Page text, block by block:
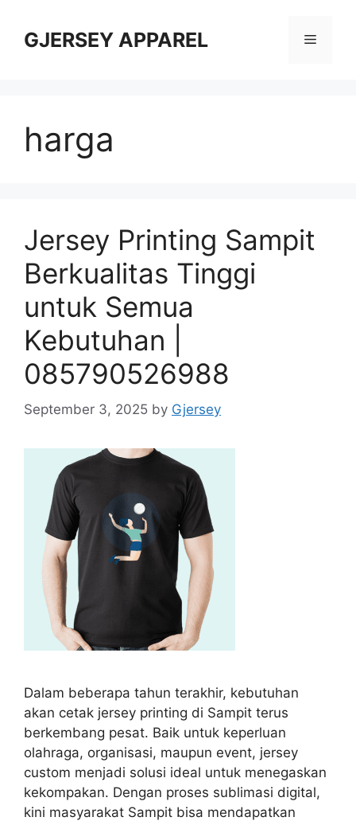
contentGJERSEY APPAREL Menu
harga
Jersey Printing Sampit
Berkualitas Tinggi
untuk Semua
Kebutuhan |
085790526988
September 3, 2025 by Gjersey
Dalam beberapa tahun terakhir, kebutuhan
akan cetak jersey printing di Sampit terus
berkembang pesat. Baik untuk keperluan
olahraga, organisasi, maupun event, jersey
custom menjadi solusi ideal untuk menegaskan
kekompakan. Dengan proses sublimasi digital,
kini masyarakat Sampit bisa mendapatkan